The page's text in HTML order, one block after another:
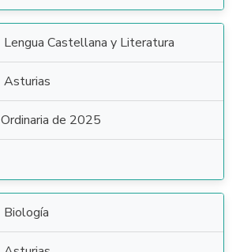
Lengua Castellana y Literatura
Asturias
Ordinaria de 2025
Biología